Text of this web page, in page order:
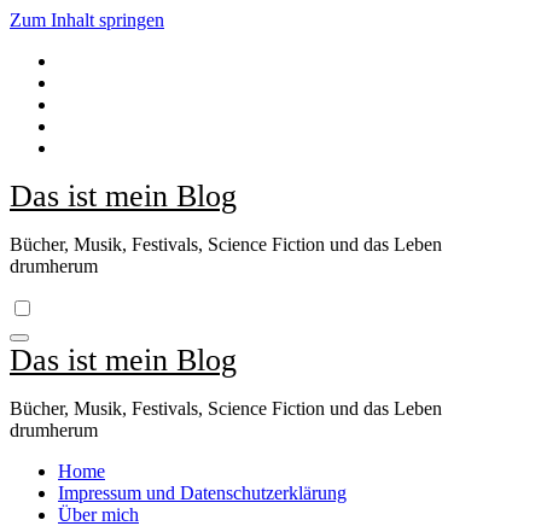
Zum Inhalt springen
Das ist mein Blog
Bücher, Musik, Festivals, Science Fiction und das Leben
drumherum
Das ist mein Blog
Bücher, Musik, Festivals, Science Fiction und das Leben
drumherum
Home
Impressum und Datenschutzerklärung
Über mich